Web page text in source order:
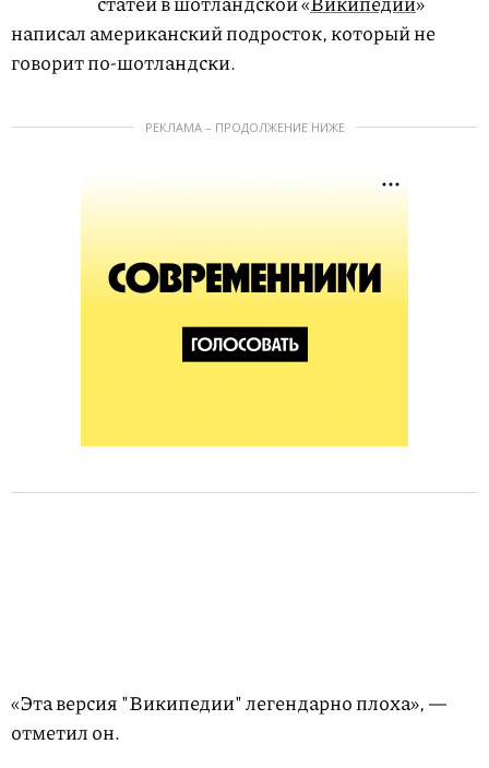
написал американский подросток, который не
говорит по-шотландски.
РЕКЛАМА – ПРОДОЛЖЕНИЕ НИЖЕ
«Эта версия "Википедии" легендарно плоха», —
отметил он.